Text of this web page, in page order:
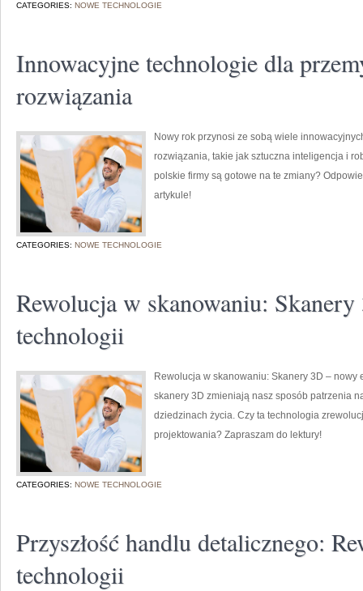
CATEGORIES: NOWE TECHNOLOGIE
Innowacyjne technologie dla
rozwiązania
Nowy rok przynosi ze sobą wiele
rozwiązania, takie jak sztuczna inteligencja i
polskie firmy są gotowe na te zmiany?
artykule!
CATEGORIES: NOWE TECHNOLOGIE
Rewolucja w skanowaniu:
technologii
Rewolucja w skanowaniu: Skanery 3D –
skanery 3D zmieniają nasz sposób patrzenia
dziedzinach życia. Czy ta technologia
projektowania? Zapraszam do lektury!
CATEGORIES: NOWE TECHNOLOGIE
Przyszłość handlu detalicznego:
technologii